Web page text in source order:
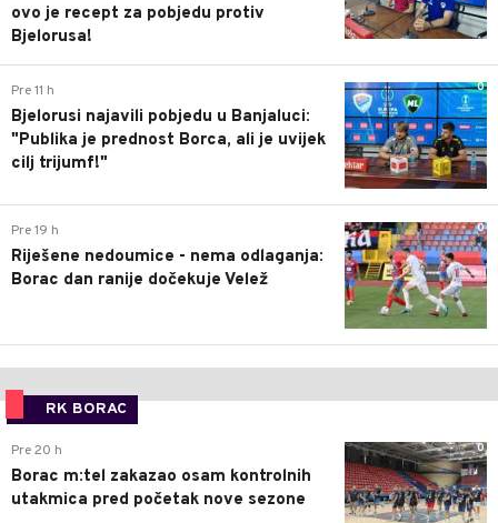
ovo je recept za pobjedu protiv
Bjelorusa!
0
Pre 11 h
Bjelorusi najavili pobjedu u Banjaluci:
"Publika je prednost Borca, ali je uvijek
cilj trijumf!"
0
Pre 19 h
Riješene nedoumice - nema odlaganja:
Borac dan ranije dočekuje Velež
RK BORAC
0
Pre 20 h
Borac m:tel zakazao osam kontrolnih
utakmica pred početak nove sezone